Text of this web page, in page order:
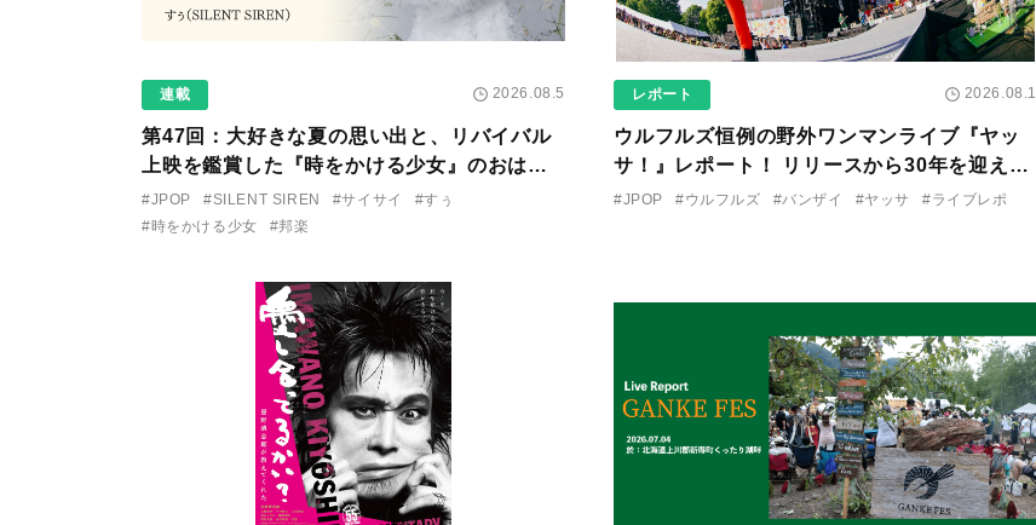
連載 2026.08.5
第47回：大好きな夏の思い出と、リバイバル
上映を鑑賞した『時をかける少女』のおはな
し 〜SILENT SIREN・すぅ『この季節が終わ
る前に〜わたしと〇〇のはなし〜』
#JPOP #SILENT SIREN #サイサイ
#すぅ
#時をかける少女
#邦楽
レポート 2026.08.1
ウルフルズ恒例の野外ワンマンライブ『ヤッ
サ！』レポート！ リリースから30年を迎えた
アルバム『バンザイ』完全再現に、大阪に集
#JPOP #ウルフルズ #バンザイ #ヤッサ #ライブレポ